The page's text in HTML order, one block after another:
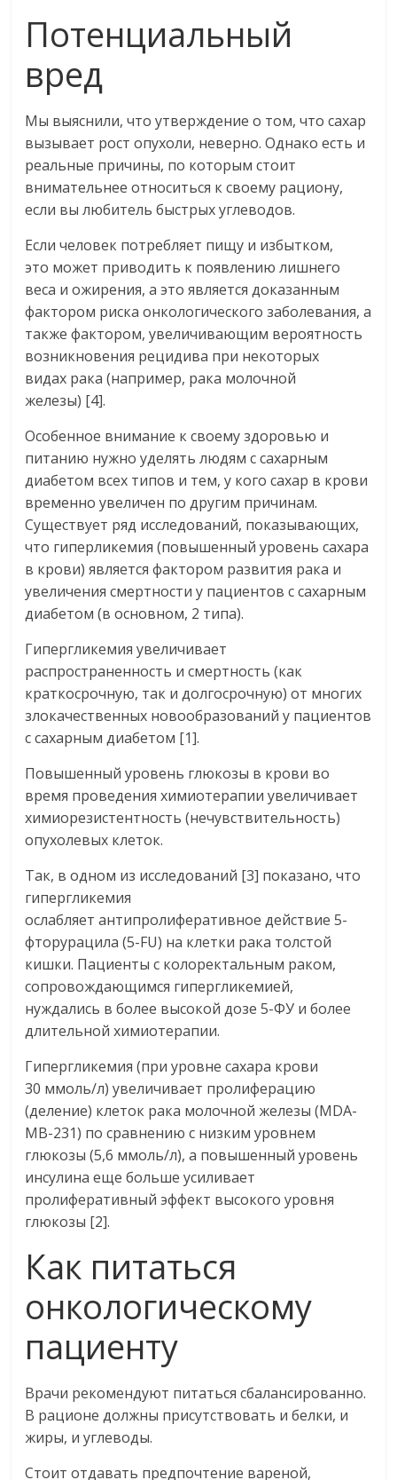
Потенциальный
вред
Мы выяснили, что утверждение о том, что сахар
вызывает рост опухоли, неверно. Однако есть и
реальные причины, по которым стоит
внимательнее относиться к своему рациону,
если вы любитель быстрых углеводов.
Если человек потребляет пищу и избытком,
это может приводить к появлению лишнего
веса и ожирения, а это является доказанным
фактором риска онкологического заболевания, а
также фактором, увеличивающим вероятность
возникновения рецидива при некоторых
видах рака (например, рака молочной
железы) [4].
Особенное внимание к своему здоровью и
питанию нужно уделять людям с сахарным
диабетом всех типов и тем, у кого сахар в крови
временно увеличен по другим причинам.
Существует ряд исследований, показывающих,
что гиперликемия (повышенный уровень сахара
в крови) является фактором развития рака и
увеличения смертности у пациентов с сахарным
диабетом (в основном, 2 типа).
Гипергликемия увеличивает
распространенность и смертность (как
краткосрочную, так и долгосрочную) от многих
злокачественных новообразований у пациентов
с сахарным диабетом [1].
Повышенный уровень глюкозы в крови во
время проведения химиотерапии увеличивает
химиорезистентность (нечувствительность)
опухолевых клеток.
Так, в одном из исследований [3] показано, что
гипергликемия
ослабляет антипролиферативное действие 5-
фторурацила (5-FU) на клетки рака толстой
кишки. Пациенты с колоректальным раком,
сопровождающимся гипергликемией,
нуждались в более высокой дозе 5-ФУ и более
длительной химиотерапии.
Гипергликемия (при уровне сахара крови
30 ммоль/л) увеличивает пролиферацию
(деление) клеток рака молочной железы (MDA-
MB-231) по сравнению с низким уровнем
глюкозы (5,6 ммоль/л), а повышенный уровень
инсулина еще больше усиливает
пролиферативный эффект высокого уровня
глюкозы [2].
Как питаться
онкологическому
пациенту
Врачи рекомендуют питаться сбалансированно.
В рационе должны присутствовать и белки, и
жиры, и углеводы.
Стоит отдавать предпочтение вареной,